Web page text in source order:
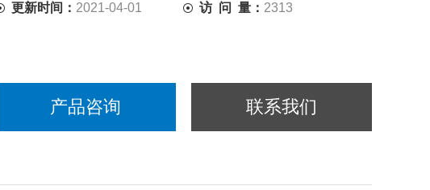
更新时间： 2021-04-01 访 问 量： 2313
产品咨询 联系我们